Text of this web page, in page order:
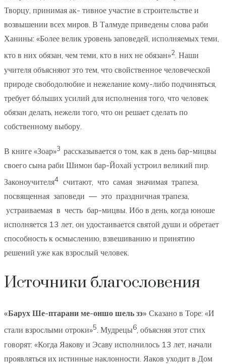
Творцу, принимая ак- тивное участие в строительстве и
возвышении всех миров. В Талмуде приведены слова раби
Ханины: «Более велик уровень заповедей, исполняемых теми,
кто в них обязан, чем теми, кто в них не обязан»2. Наши
учителя объясняют это тем, что свойственное человеческой
природе свободолюбие и нежелание кому-либо подчиняться,
требует бóльших усилий для исполнения того, что человек
обязан делать, нежели того, что он решает сделать по
собственному выбору.
В книге «Зоар»3 рассказывается о том, как в день бар-мицвы
своего сына раби Шимон бар-Йохай устроил великий пир.
Законоучителя4 считают, что самая значимая трапеза,
посвященная заповеди — это праздничная трапеза,
устраиваемая в честь бар-мицвы. Ибо в день, когда юноше
исполняется 13 лет, он удостаивается святой души и обретает
способность к осмыслению, взвешиванию и принятию
решений уже как взрослый человек.
Источники благословения
«Барух Ше-птарани ме-оншо шель зэ» Сказано в Торе: «И
стали взрослыми отроки»5. Мудрецы6, объясняя этот стих
говорят: «Когда Яакову и Эсаву исполнилось 13 лет, начали
проявляться их истинные наклонности. Яаков уходит в Дом